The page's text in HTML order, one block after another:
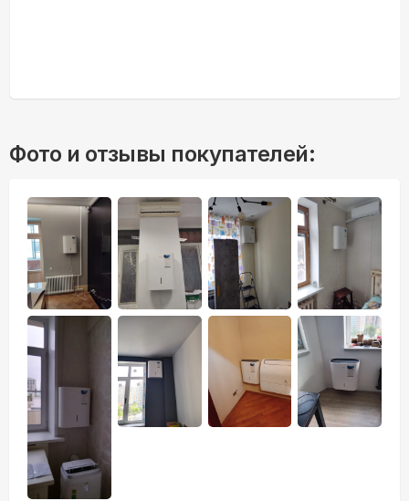
Фото и отзывы покупателей: